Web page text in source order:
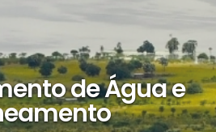
de Água e